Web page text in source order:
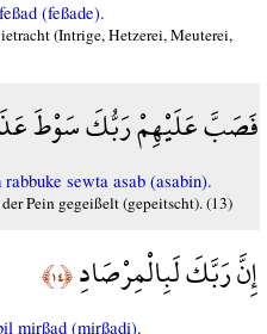
(feßade).
(Intrige, Hetzerei, Meuterei,
فَصَبَّ عَلَيْهِمْ رَبُّكَ سَوْطَ
sewta asab (asabin).
Pein gegeißelt (gepeitscht). (13)
إِنَّ رَبَّكَ لَبِالْمِرْصَادِ﴿١٤﴾
mirßad (mirßadi).